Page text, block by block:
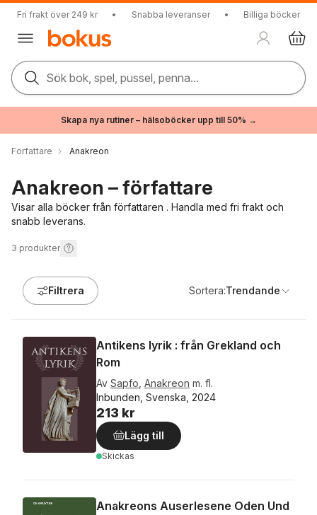
Fri frakt över 249 kr • Snabba leveranser • Billiga böcker
Sök bok, spel, pussel, penna...
Skapa nya rutiner – hälsoböcker upp till 50% →
Författare Anakreon
Anakreon – författare
Visar alla böcker från författaren . Handla med fri frakt och
snabb leverans.
3 produkter
Filtrera Sortera:Trendande
Antikens lyrik : från Grekland och
Rom
Av Sapfo Anakreon m. fl.
Inbunden, Svenska, 2024
213 kr
Lägg till
Skickas
Anakreons Auserlesene Oden Und